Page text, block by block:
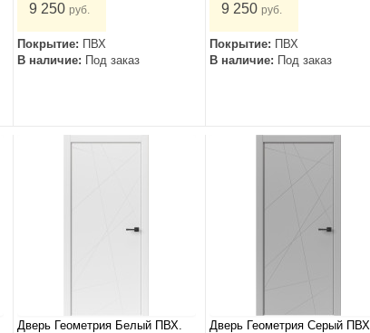
9 250 руб.
Покрытие: ПВХ
В наличие: Под заказ
9 250 руб.
Покрытие: ПВХ
В наличие: Под заказ
Дверь Геометрия Белый ПВХ.
Дверь Геометрия Серый ПВХ.